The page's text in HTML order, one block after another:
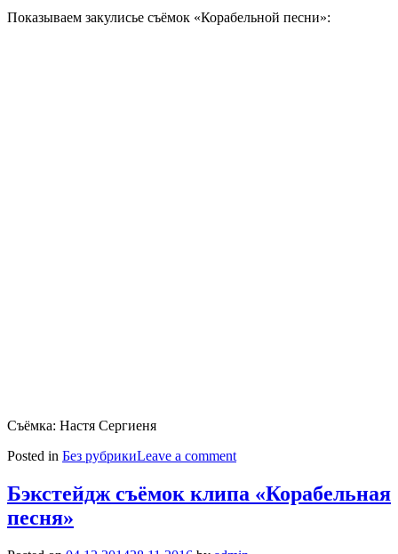
Показываем закулисье съёмок «Корабельной песни»:
Съёмка: Настя Сергиеня
Posted in Без рубрикиLeave a comment
Бэкстейдж съёмок клипа «Корабельная
песня»